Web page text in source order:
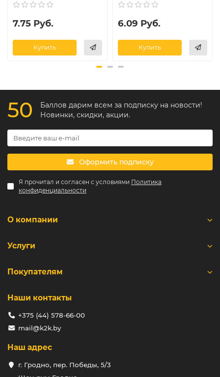
7.75 Руб.
Купить
6.09 Руб.
Купить
50
Баллов дарим всем за подписку на новости!
Новинки, скидки, акции.
Оформить подписку
Я прочитал и согласен с условиями Политика
конфиденциальности
О компании
Услуги
Покупателям
Наши контакты
+375 (44) 578-66-00
mail@k2k.by
Наш адрес
г. Гродно, пер. Победы, 5/3